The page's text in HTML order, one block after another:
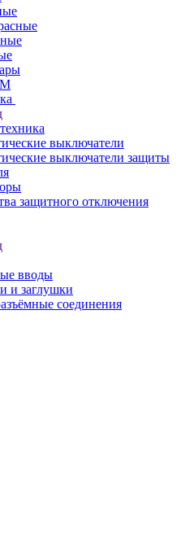
выключатели
выключатели защиты
защитного отключения
вводы
и заглушки
соединения